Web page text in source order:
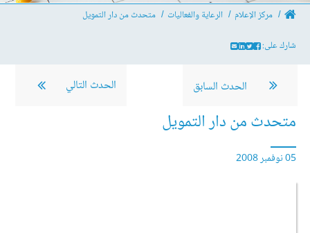
مركز الإعلام الرعاية والفعاليات
متحدث من دار التمويل
شارك على:
الحدث السابق الحدث التالي
متحدث من دار التمويل
05 نوفمبر 2008